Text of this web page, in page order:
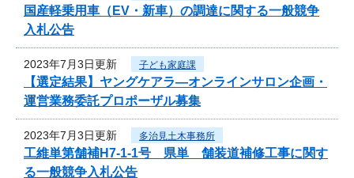
国産軽乗用車（EV・新車）の調達に関する一般競争
入札公告
2023年7月3日更新 子ども家庭課
【選定結果】ヤングケアラ―オンラインサロン企画・
運営業務委託プロポーザル募集
2023年7月3日更新 多治見土木事務所
工維単第舗補H7-1-1号 県単 舗装道補修工事に関す
る一般競争入札公告